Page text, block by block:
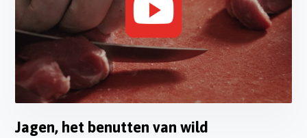
Jagen, het benutten van wild